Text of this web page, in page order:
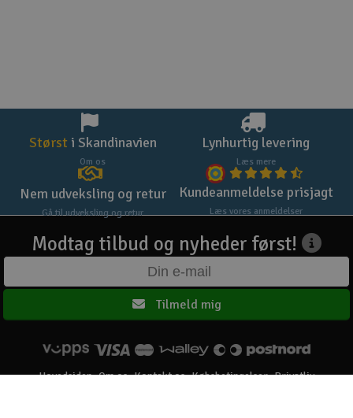
Størst i Skandinavien
Om os
Lynhurtig levering
Læs mere
Nem udveksling og retur
Gå til udveksling og retur
Kundeanmeldelse prisjagt
Læs vores anmeldelser
Modtag tilbud og nyheder først!
Tilmeld mig
Hovedsiden Om os Kontakt os Købsbetingelser Privatliv